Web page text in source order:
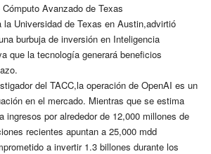
Avanzado de Texas
la Universidad de Texas en Austin,advirtió
burbuja de inversión en Inteligencia
que la tecnología generará beneficios
del TACC,la operación de OpenAI es un
en el mercado. Mientras que se estima
ingresos por alrededor de 12,000 millones de
recientes apuntan a 25,000 mdd
a invertir 1.3 billones durante los